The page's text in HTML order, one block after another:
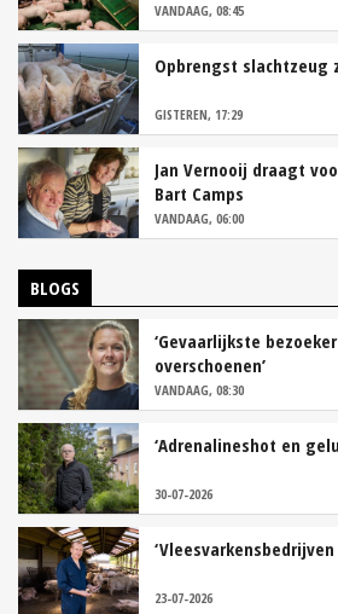
VANDAAG, 08:45
Opbrengst
GISTEREN, 17:29
Jan Vernooij draagt
Bart Camps
VANDAAG, 06:00
BLOGS
‘Gevaarlijkste
overschoenen’
VANDAAG, 08:30
‘Adrenalineshot en
30-07-2026
23-07-2026